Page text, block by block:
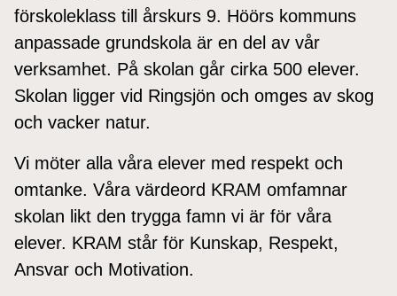
förskoleklass till årskurs 9. Höörs kommuns
anpassade grundskola är en del av vår
verksamhet. På skolan går cirka 500 elever.
Skolan ligger vid Ringsjön och omges av skog
och vacker natur.
Vi möter alla våra elever med respekt och
omtanke. Våra värdeord KRAM omfamnar
skolan likt den trygga famn vi är för våra
elever. KRAM står för Kunskap, Respekt,
Ansvar och Motivation.